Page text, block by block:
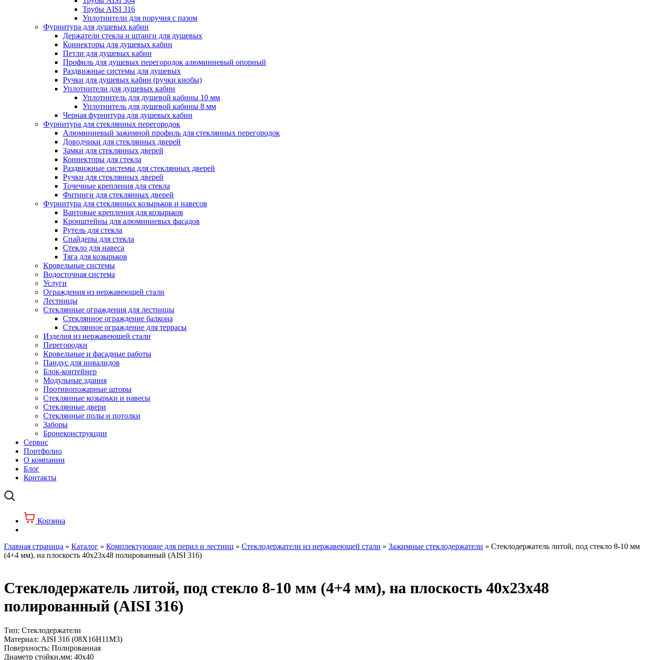
Трубы AISI 316
Уплотнители для поручня с пазом
Фурнитура для душевых кабин
Держатели стекла и штанги для душевых
Коннекторы для душевых кабин
Петли для душевых кабин
Профиль для душевых перегородок алюминиевый опорный
Раздвижные сиcтемы для душевых
Ручки для душевых кабин (ручки кнобы)
Уплотнители для душевых кабин
Уплотнитель для душевой кабины 10 мм
Уплотнитель для душевой кабины 8 мм
Черная фурнитура для душевых кабин
Фурнитура для стеклянных перегородок
Алюминиевый зажимной профиль для стеклянных перегородок
Доводчики для стеклянных дверей
Замки для стеклянных дверей
Коннекторы для стекла
Раздвижные системы для стеклянных дверей
Ручки для стеклянных дверей
Точечные крепления для стекла
Фитинги для стеклянных дверей
Фурнитура для стеклянных козырьков и навесов
Вантовые крепления для козырьков
Кронштейны для алюминиевых фасадов
Рутель для стекла
Спайдеры для стекла
Стекло для навеса
Тяга для козырьков
Кровельные системы
Водосточная система
Услуги
Ограждения из нержавеющей стали
Лестницы
Стеклянные ограждения для лестницы
Стеклянное ограждение балкона
Стеклянное ограждение для террасы
Изделия из нержавеющей стали
Перегородки
Кровельные и фасадные работы
Пандус для инвалидов
Блок-контейнер
Модульные здания
Противопожарные шторы
Стеклянные козырьки и навесы
Стеклянные двери
Стеклянные полы и потолки
Заборы
Бронеконструкции
Сервис
Портфолио
О компании
Блог
Контакты
Корзина
Главная страница » Каталог » Комплектующие для перил и лестниц » Стеклодержатели из нержавеющей стали » Зажимные стеклодержатели » Стеклодержатель литой, под стекло 8-10 мм
(4+4 мм), на плоскость 40х23х48 полированный (AISI 316)
Стеклодержатель литой, под стекло 8-10 мм (4+4 мм), на плоскость 40х23х48
полированный (AISI 316)
Тип: Стеклодержатели
Материал: AISI 316 (08Х16Н11М3)
Поверхность: Полированная
Диаметр стойки,мм: 40х40